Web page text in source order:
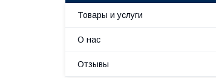
Товары и услуги
О нас
Отзывы